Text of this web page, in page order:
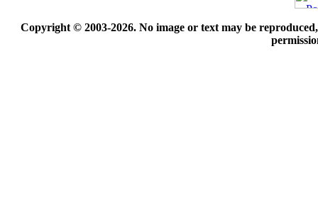
Copyright © 2003-2026. No image or text may be